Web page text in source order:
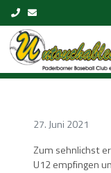
Skip to content
27. Juni 2021
Zum sehnlichst
U12 empfingen